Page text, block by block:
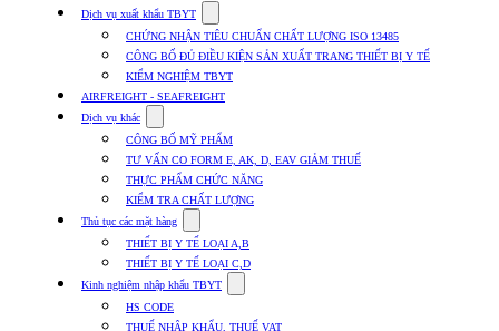
Dịch vụ xuất khẩu TBYT
submenu
for
Dịch
vụ
xuất
TBYT
CHỨNG NHẬN TIÊU CHUẨN CHẤT LƯỢNG ISO 13485
CÔNG BỐ ĐỦ ĐIỀU KIỆN SẢN XUẤT TRANG THIẾT BỊ Y TẾ
KIỂM NGHIỆM TBYT
AIRFREIGHT - SEAFREIGHT
Dịch vụ khác
submenu
for
Dịch
vụ
khác
CÔNG BỐ MỸ PHẨM
TƯ VẤN CO FORM E, AK, D, EAV GIẢM THUẾ
THỰC PHẨM CHỨC NĂNG
KIỂM TRA CHẤT LƯỢNG
Thủ tục các mặt hàng
submenu
for
Thủ
tục
mặt
THIẾT BỊ Y TẾ LOẠI A,B
THIẾT BỊ Y TẾ LOẠI C,D
Kinh nghiệm nhập khẩu TBYT
submenu
HS CODE
THUẾ NHẬP KHẨU, THUẾ VAT